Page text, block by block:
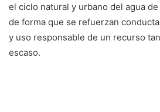
el ciclo natural y urbano del agua
de forma que se refuerzan
y uso responsable de un recurso
escaso.